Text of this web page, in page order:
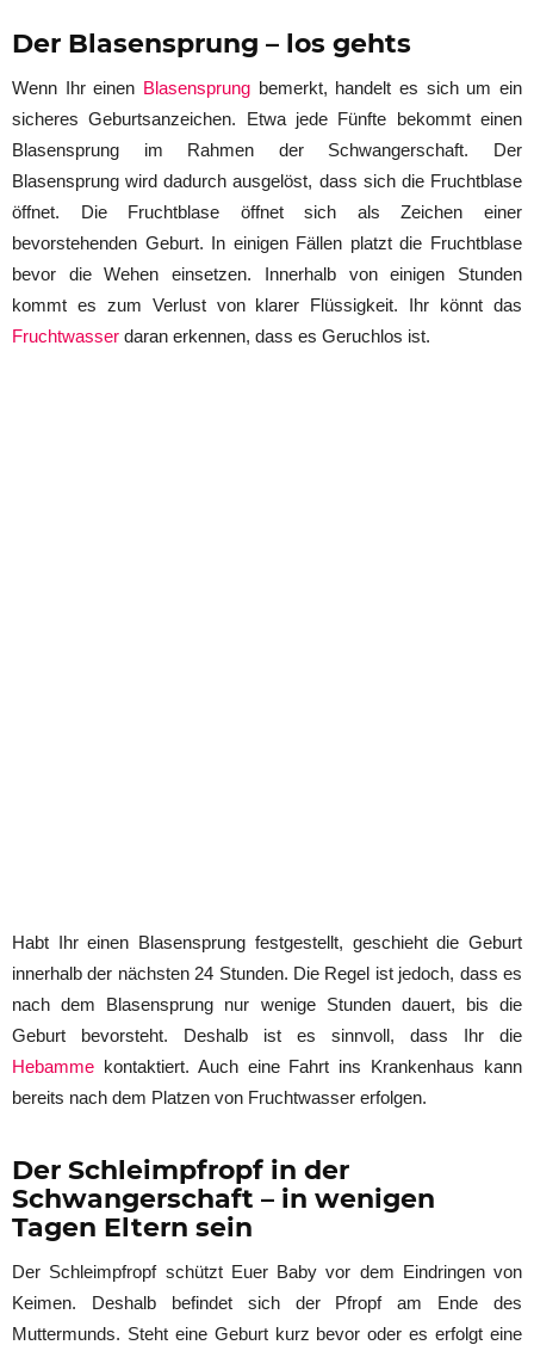
Der Blasensprung – los gehts
Wenn Ihr einen Blasensprung bemerkt, handelt es sich um ein
sicheres Geburtsanzeichen. Etwa jede Fünfte bekommt einen
Blasensprung im Rahmen der Schwangerschaft. Der
Blasensprung wird dadurch ausgelöst, dass sich die Fruchtblase
öffnet. Die Fruchtblase öffnet sich als Zeichen einer
bevorstehenden Geburt. In einigen Fällen platzt die Fruchtblase
bevor die Wehen einsetzen. Innerhalb von einigen Stunden
kommt es zum Verlust von klarer Flüssigkeit. Ihr könnt das
Fruchtwasser daran erkennen, dass es Geruchlos ist.
Habt Ihr einen Blasensprung festgestellt, geschieht die Geburt
innerhalb der nächsten 24 Stunden. Die Regel ist jedoch, dass es
nach dem Blasensprung nur wenige Stunden dauert, bis die
Geburt bevorsteht. Deshalb ist es sinnvoll, dass Ihr die
Hebamme kontaktiert. Auch eine Fahrt ins Krankenhaus kann
bereits nach dem Platzen von Fruchtwasser erfolgen.
Der Schleimpfropf in der
Schwangerschaft – in wenigen
Tagen Eltern sein
Der Schleimpfropf schützt Euer Baby vor dem Eindringen von
Keimen. Deshalb befindet sich der Pfropf am Ende des
Muttermunds. Steht eine Geburt kurz bevor oder es erfolgt eine